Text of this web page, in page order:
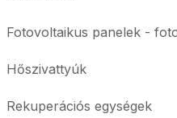
Fotovoltaikus panelek -
Hőszivattyúk
Rekuperációs egységek